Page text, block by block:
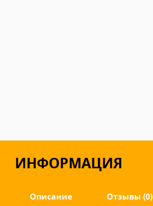
ИНФОРМАЦИЯ
Описание Отзывы (0)